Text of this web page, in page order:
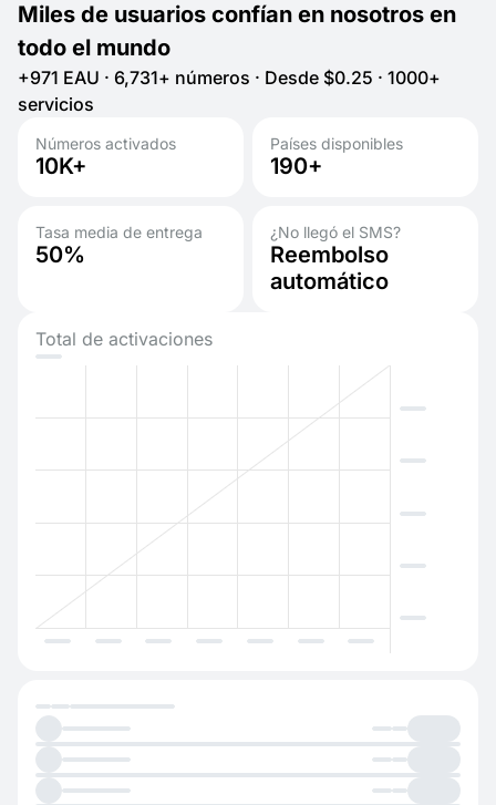
Miles de usuarios confían en nosotros en
todo el mundo
+971 EAU · 6,731+ números · Desde $0.25 · 1000+
servicios
Números activados
10K+
Países disponibles
190+
Tasa media de entrega
50%
¿No llegó el SMS?
Reembolso
automático
Total de activaciones